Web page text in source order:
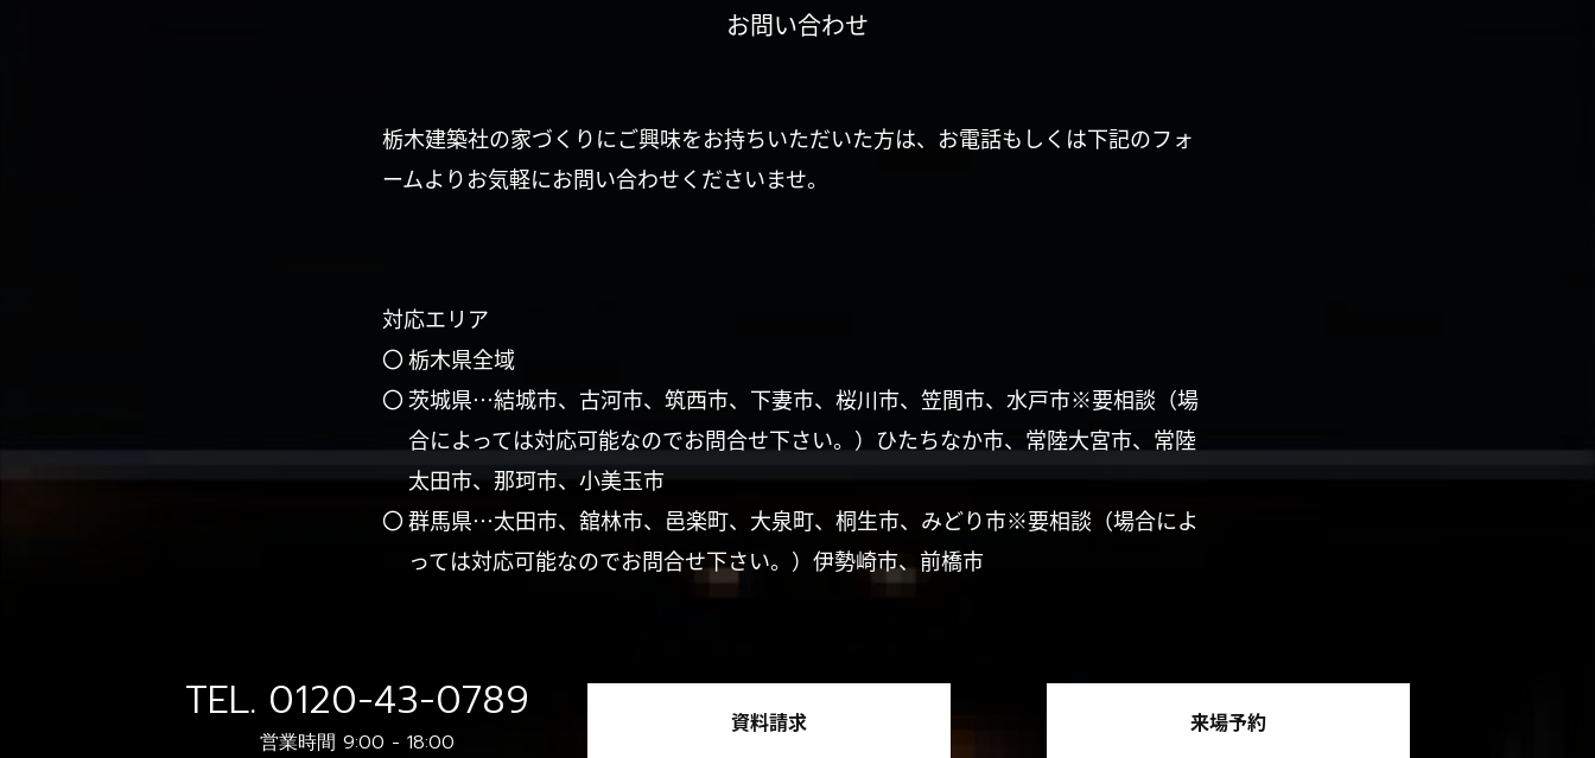
お問い合わせ
栃木建築社の家づくりにご興味をお持ちいただいた方は、お電話もしくは下記のフォ
ームよりお気軽にお問い合わせくださいませ。
対応エリア
〇 栃木県全域
〇 茨城県…結城市、古河市、筑西市、下妻市、桜川市、笠間市、水戸市※要相談（場
合によっては対応可能なのでお問合せ下さい。）ひたちなか市、常陸大宮市、常陸
太田市、那珂市、小美玉市
〇 群馬県…太田市、舘林市、邑楽町、大泉町、桐生市、みどり市※要相談（場合によ
っては対応可能なのでお問合せ下さい。）伊勢崎市、前橋市
TEL. 0120-43-0789
営業時間 9:00 - 18:00
資料請求 来場予約